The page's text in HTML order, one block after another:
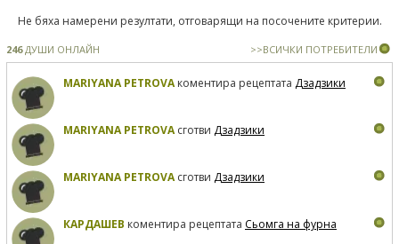
Не бяха намерени резултати, отговарящи на посочените критерии.
246ДУШИ ОНЛАЙН >>ВСИЧКИ ПОТРЕБИТЕЛИ
MARIYANA PETROVAкоментира рецептата Дзадзики
MARIYANA PETROVAсготви Дзадзики
MARIYANA PETROVAсготви Дзадзики
КАРДАШЕВ коментира рецептата Сьомга на фурна